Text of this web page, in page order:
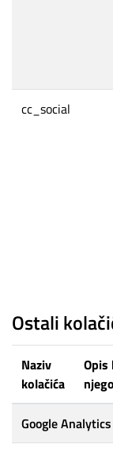
cc_social
Ostali
Naziv
kolačića
Opis
Google Analytics